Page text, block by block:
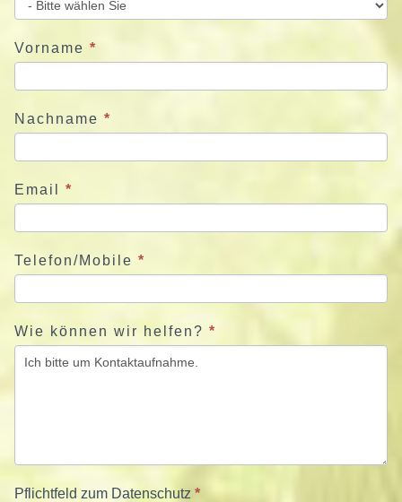
e
u
n
s
e
t
Vorname *
Nachname *
Email *
Telefon/Mobile *
Wie können wir helfen? *
Pflichtfeld zum Datenschutz *